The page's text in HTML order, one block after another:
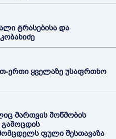
ტრასებისა და
ერთი ყველაზე უსაფრთხო
მართვის მოწმობის
ფული შესთავაზა